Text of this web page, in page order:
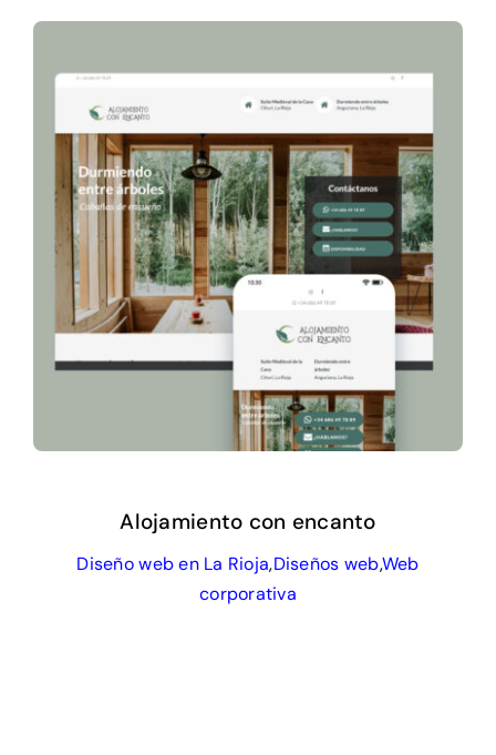
Alojamiento con encanto
Diseño web en La Rioja,Diseños web,Web
corporativa